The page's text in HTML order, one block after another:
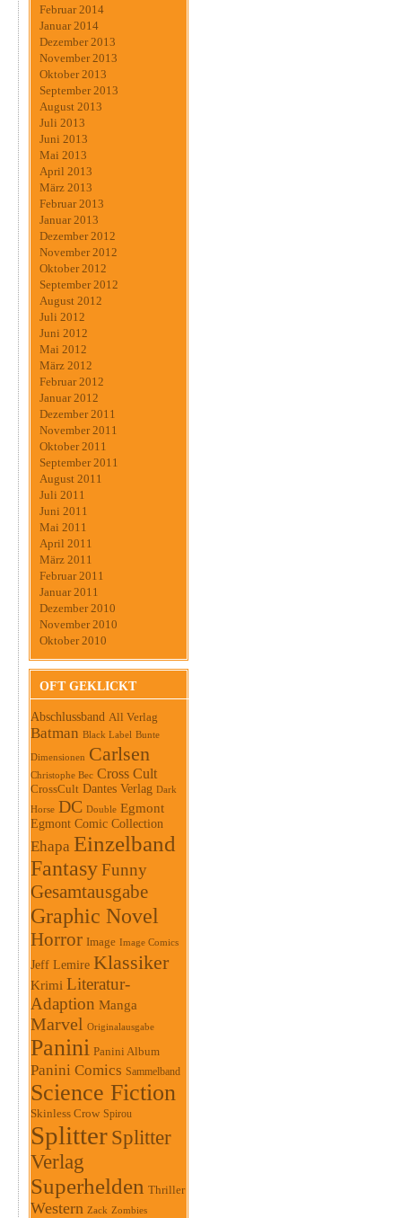
Februar 2014
Januar 2014
Dezember 2013
November 2013
Oktober 2013
September 2013
August 2013
Juli 2013
Juni 2013
Mai 2013
April 2013
März 2013
Februar 2013
Januar 2013
Dezember 2012
November 2012
Oktober 2012
September 2012
August 2012
Juli 2012
Juni 2012
Mai 2012
März 2012
Februar 2012
Januar 2012
Dezember 2011
November 2011
Oktober 2011
September 2011
August 2011
Juli 2011
Juni 2011
Mai 2011
April 2011
März 2011
Februar 2011
Januar 2011
Dezember 2010
November 2010
Oktober 2010
OFT GEKLICKT
Abschlussband All Verlag
Batman Black Label Bunte
Dimensionen Carlsen
Christophe Bec Cross Cult
CrossCult Dantes Verlag Dark
Horse DC Double Egmont
Egmont Comic Collection
Ehapa Einzelband
FantasyFunny
Gesamtausgabe
Graphic Novel
Horror Image Image Comics
Jeff Lemire Klassiker
Krimi Literatur-
Adaption Manga
Marvel Originalausgabe
Panini Panini Album
Panini Comics Sammelband
Science Fiction
Skinless Crow Spirou
Splitter Splitter
Verlag
Superhelden Thriller
Western Zack Zombies